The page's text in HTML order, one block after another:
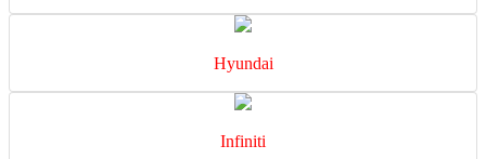
Hyundai
Infiniti